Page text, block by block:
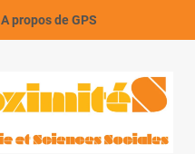
A propos de GPS